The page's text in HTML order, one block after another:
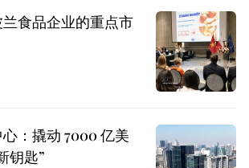
食品企业的重点市
：撬动 7000 亿美
钥匙”